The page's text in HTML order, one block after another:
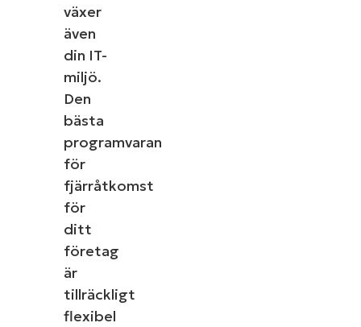
växer
även
din IT-
miljö.
Den
bästa
programvaran
för
fjärråtkomst
för
ditt
företag
är
tillräckligt
flexibel